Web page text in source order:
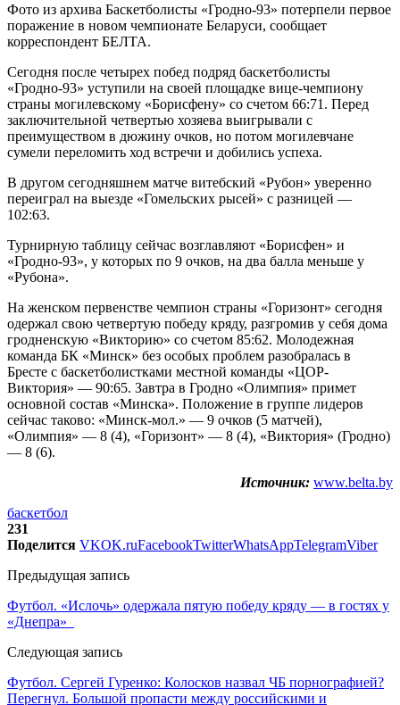
Фото из архива Баскетболисты «Гродно-93» потерпели первое
поражение в новом чемпионате Беларуси, сообщает
корреспондент БЕЛТА.
Сегодня после четырех побед подряд баскетболисты
«Гродно-93» уступили на своей площадке вице-чемпиону
страны могилевскому «Борисфену» со счетом 66:71. Перед
заключительной четвертью хозяева выигрывали с
преимуществом в дюжину очков, но потом могилевчане
сумели переломить ход встречи и добились успеха.
В другом сегодняшнем матче витебский «Рубон» уверенно
переиграл на выезде «Гомельских рысей» с разницей —
102:63.
Турнирную таблицу сейчас возглавляют «Борисфен» и
«Гродно-93», у которых по 9 очков, на два балла меньше у
«Рубона».
На женском первенстве чемпион страны «Горизонт» сегодня
одержал свою четвертую победу кряду, разгромив у себя дома
гродненскую «Викторию» со счетом 85:62. Молодежная
команда БК «Минск» без особых проблем разобралась в
Бресте с баскетболистками местной команды «ЦОР-
Виктория» — 90:65. Завтра в Гродно «Олимпия» примет
основной состав «Минска». Положение в группе лидеров
сейчас таково: «Минск-мол.» — 9 очков (5 матчей),
«Олимпия» — 8 (4), «Горизонт» — 8 (4), «Виктория» (Гродно)
— 8 (6).
Источник: www.belta.by
баскетбол
231
Поделится VKOK.ruFacebookTwitterWhatsAppTelegramViber
Предыдущая запись
Футбол. «Ислочь» одержала пятую победу кряду — в гостях у
«Днепра»
Следующая запись
Футбол. Сергей Гуренко: Колосков назвал ЧБ порнографией?
Перегнул. Большой пропасти между российскими и